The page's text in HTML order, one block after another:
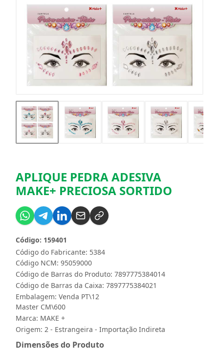
APLIQUE PEDRA ADESIVA
MAKE+ PRECIOSA SORTIDO
Código do Fabricante: 5384
Código: 159401
Código NCM: 95059000
Código de Barras do Produto: 7897775384014
Código de Barras da Caixa: 7897775384021
Embalagem: Venda PT\12
Master CM\600
Marca: MAKE +
Origem: 2 - Estrangeira - Importação Indireta
Dimensões do Produto